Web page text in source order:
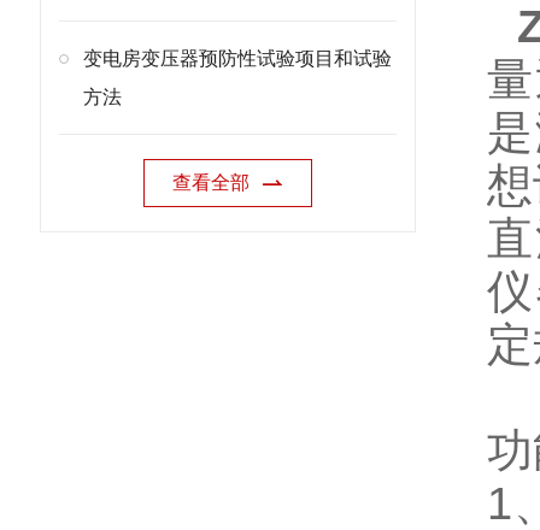
变电房变压器预防性试验项目和试验
方法
查看全部
1